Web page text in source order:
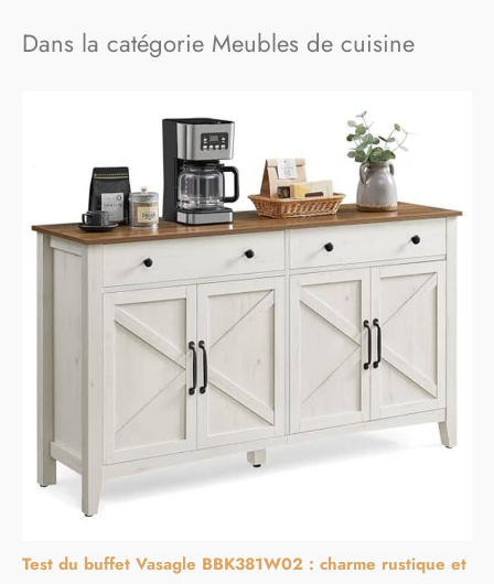
Dans la catégorie Meubles de cuisine
Test du buffet Vasagle BBK381W02 : charme rustique et